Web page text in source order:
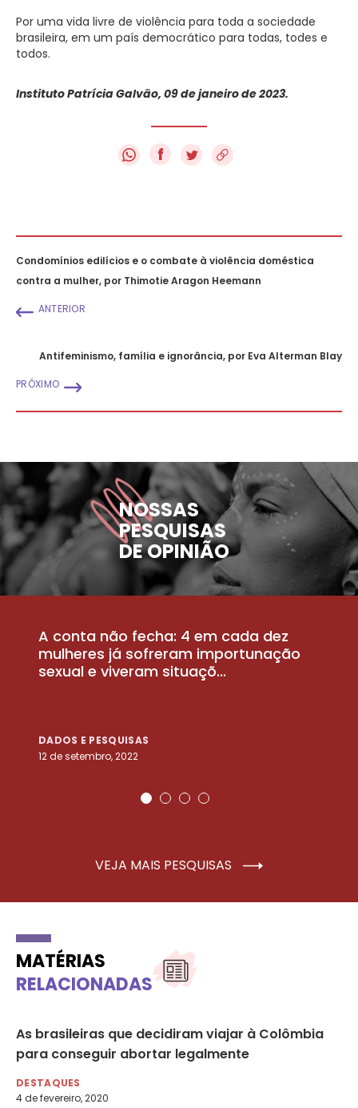
Por uma vida livre de violência para toda a sociedade
brasileira, em um país democrático para todas, todes e
todos.
Instituto Patrícia Galvão, 09 de janeiro de 2023.
f
Condomínios edilícios e o combate à violência doméstica
contra a mulher, por Thimotie Aragon Heemann
ANTERIOR
Antifeminismo, família e ignorância, por Eva Alterman Blay
PRÓXIMO
NOSSAS
PESQUISAS
DE OPINIÃO
A conta não fecha: 4 em cada dez
mulheres já sofreram importunação
sexual e viveram situaçõ...
DADOS E PESQUISAS
12 de setembro, 2022
VEJA MAIS PESQUISAS
MATÉRIAS
RELACIONADAS
As brasileiras que decidiram viajar à Colômbia
para conseguir abortar legalmente
DESTAQUES
4 de fevereiro, 2020